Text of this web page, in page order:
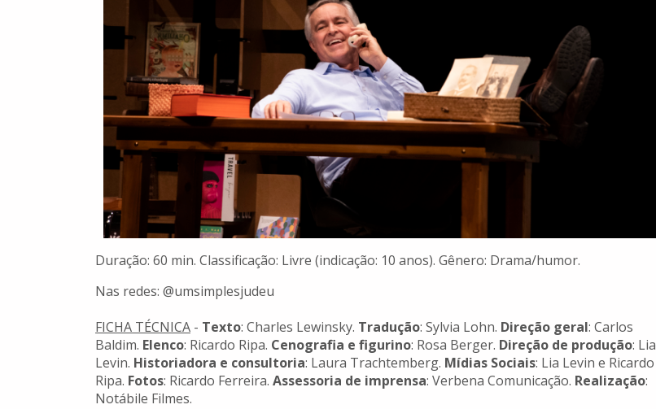
Duração: 60 min. Classificação: Livre (indicação: 10 anos). Gênero: Drama/humor.
Nas redes: @umsimplesjudeu
FICHA TÉCNICA - Texto: Charles Lewinsky. Tradução: Sylvia Lohn. Direção geral: Carlos
Baldim. Elenco: Ricardo Ripa. Cenografia e figurino: Rosa Berger. Direção de produção: Lia
Levin. Historiadora e consultoria: Laura Trachtemberg. Mídias Sociais: Lia Levin e Ricardo
Ripa. Fotos: Ricardo Ferreira. Assessoria de imprensa: Verbena Comunicação. Realização:
Notábile Filmes.